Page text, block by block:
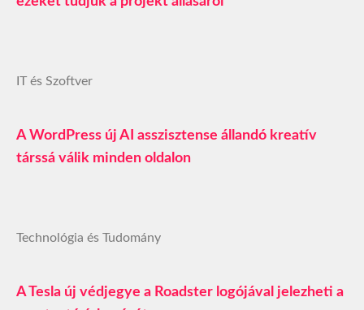
IT és Szoftver
A WordPress új AI asszisztense állandó kreatív
társsá válik minden oldalon
Technológia és Tudomány
A Tesla új védjegye a Roadster logójával jelezheti a